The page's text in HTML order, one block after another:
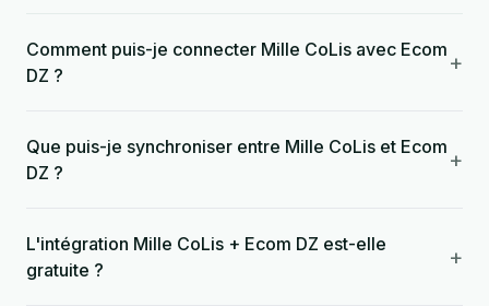
Comment puis-je connecter Mille CoLis avec Ecom
DZ ?
+
Que puis-je synchroniser entre Mille CoLis et Ecom
DZ ?
+
L'intégration Mille CoLis + Ecom DZ est-elle
gratuite ?
+